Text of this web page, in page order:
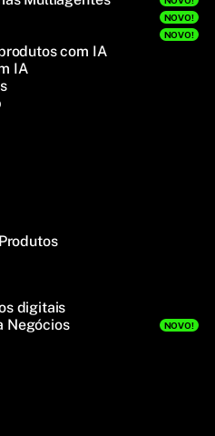
NOVO!
NOVO!
com IA
IA
digitais
Negócios
NOVO!